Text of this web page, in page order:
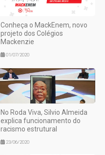
Conheça o MackEnem, novo
projeto dos Colégios
Mackenzie
01/07/2020
No Roda Viva, Silvio Almeida
explica funcionamento do
racismo estrutural
23/06/2020